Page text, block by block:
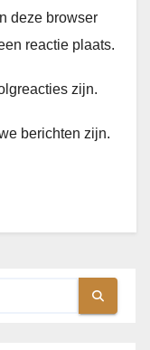
deze browser
reactie plaats.
zijn.
berichten zijn.